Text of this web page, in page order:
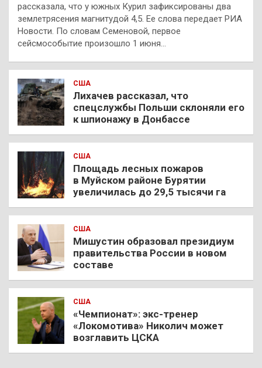
рассказала, что у южных Курил зафиксированы два
землетрясения магнитудой 4,5. Ее слова передает РИА
Новости. По словам Семеновой, первое
сейсмособытие произошло 1 июня…
США
Лихачев рассказал, что
спецслужбы Польши склоняли его
к шпионажу в Донбассе
США
Площадь лесных пожаров
в Муйском районе Бурятии
увеличилась до 29,5 тысячи га
США
Мишустин образовал президиум
правительства России в новом
составе
США
«Чемпионат»: экс-тренер
«Локомотива» Николич может
возглавить ЦСКА